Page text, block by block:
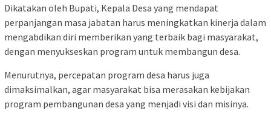
Dikatakan oleh Bupati, Kepala Desa yang mendapat
perpanjangan masa jabatan harus meningkatkan kinerja dalam
mengabdikan diri memberikan yang terbaik bagi masyarakat,
dengan menyukseskan program untuk membangun desa.
Menurutnya, percepatan program desa harus juga
dimaksimalkan, agar masyarakat bisa merasakan kebijakan
program pembangunan desa yang menjadi visi dan misinya.